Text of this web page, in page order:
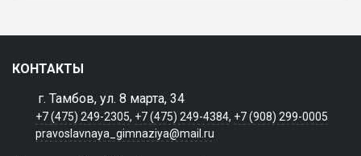
КОНТАКТЫ
г. Тамбов, ул. 8 марта, 34
+7 (475) 249-2305, +7 (475) 249-4384, +7 (908) 299-0005
pravoslavnaya_gimnaziya@mail.ru